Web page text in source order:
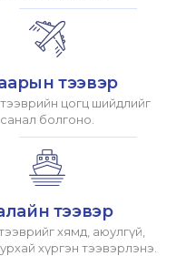
тээвэр
цогц шийдлийг
санал болгоно.
тээвэр
хямд, аюулгүй,
хүргэн тээвэрлэнэ.